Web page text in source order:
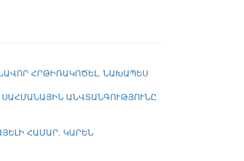
ՀՐԹԻՌԱԿՈԾԵԼ. ՆԱԽԱՊԵՍ
ԱՆՎՏԱՆԳՈՒԹՅՈՒՆԸ
ՀԱՄԱՐ. ԿԱՐԵՆ